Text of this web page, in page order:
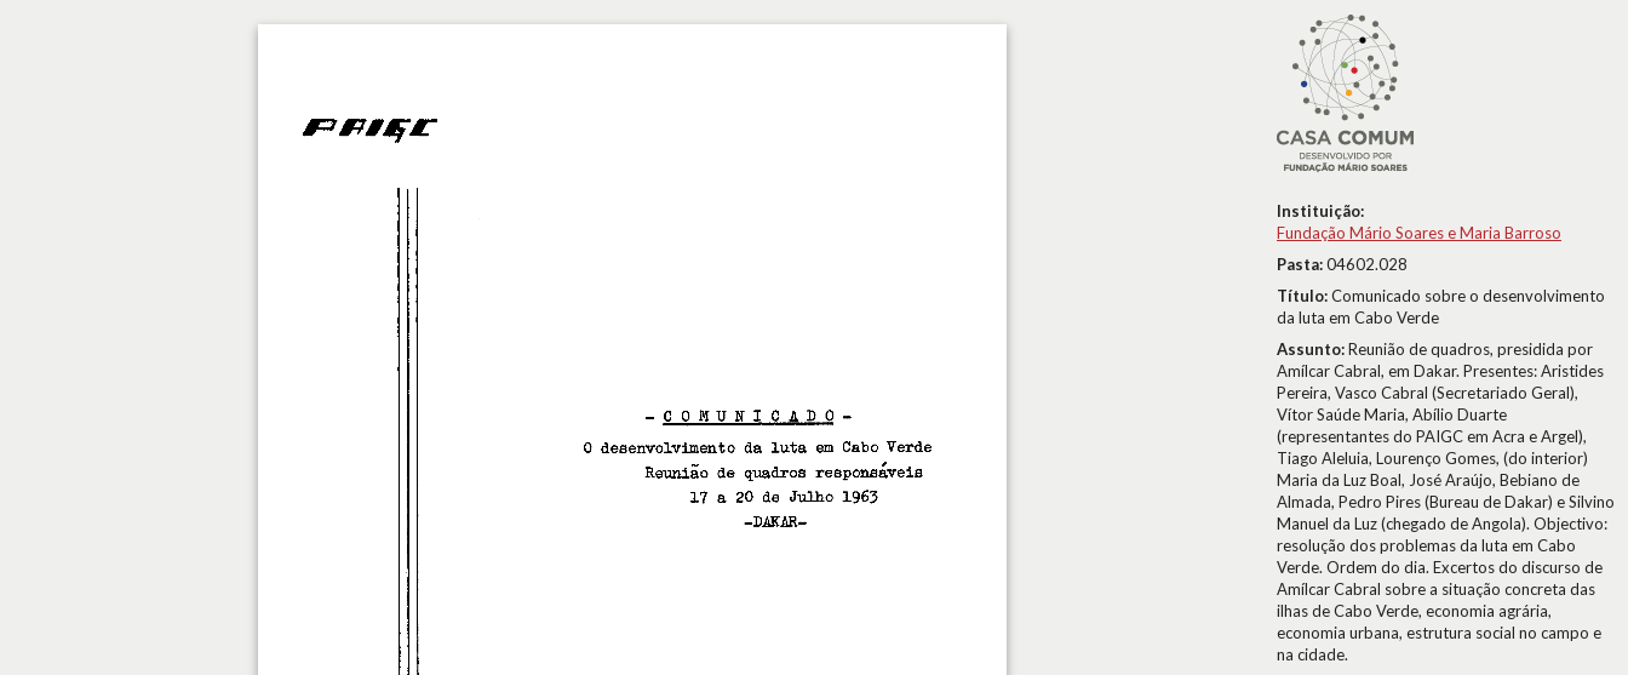
Instituição:
Fundação Mário Soares e Maria Barroso
Pasta:04602.028
Título:Comunicado sobre o desenvolvimento
da luta em Cabo Verde
Assunto:Reunião de quadros, presidida por
Amílcar Cabral, em Dakar. Presentes: Aristides
Pereira, Vasco Cabral (Secretariado Geral),
Vítor Saúde Maria, Abílio Duarte
(representantes do PAIGC em Acra e Argel),
Tiago Aleluia, Lourenço Gomes, (do interior)
Maria da Luz Boal, José Araújo, Bebiano de
Almada, Pedro Pires (Bureau de Dakar) e Silvino
Manuel da Luz (chegado de Angola). Objectivo:
resolução dos problemas da luta em Cabo
Verde. Ordem do dia. Excertos do discurso de
Amílcar Cabral sobre a situação concreta das
ilhas de Cabo Verde, economia agrária,
economia urbana, estrutura social no campo e
na cidade.